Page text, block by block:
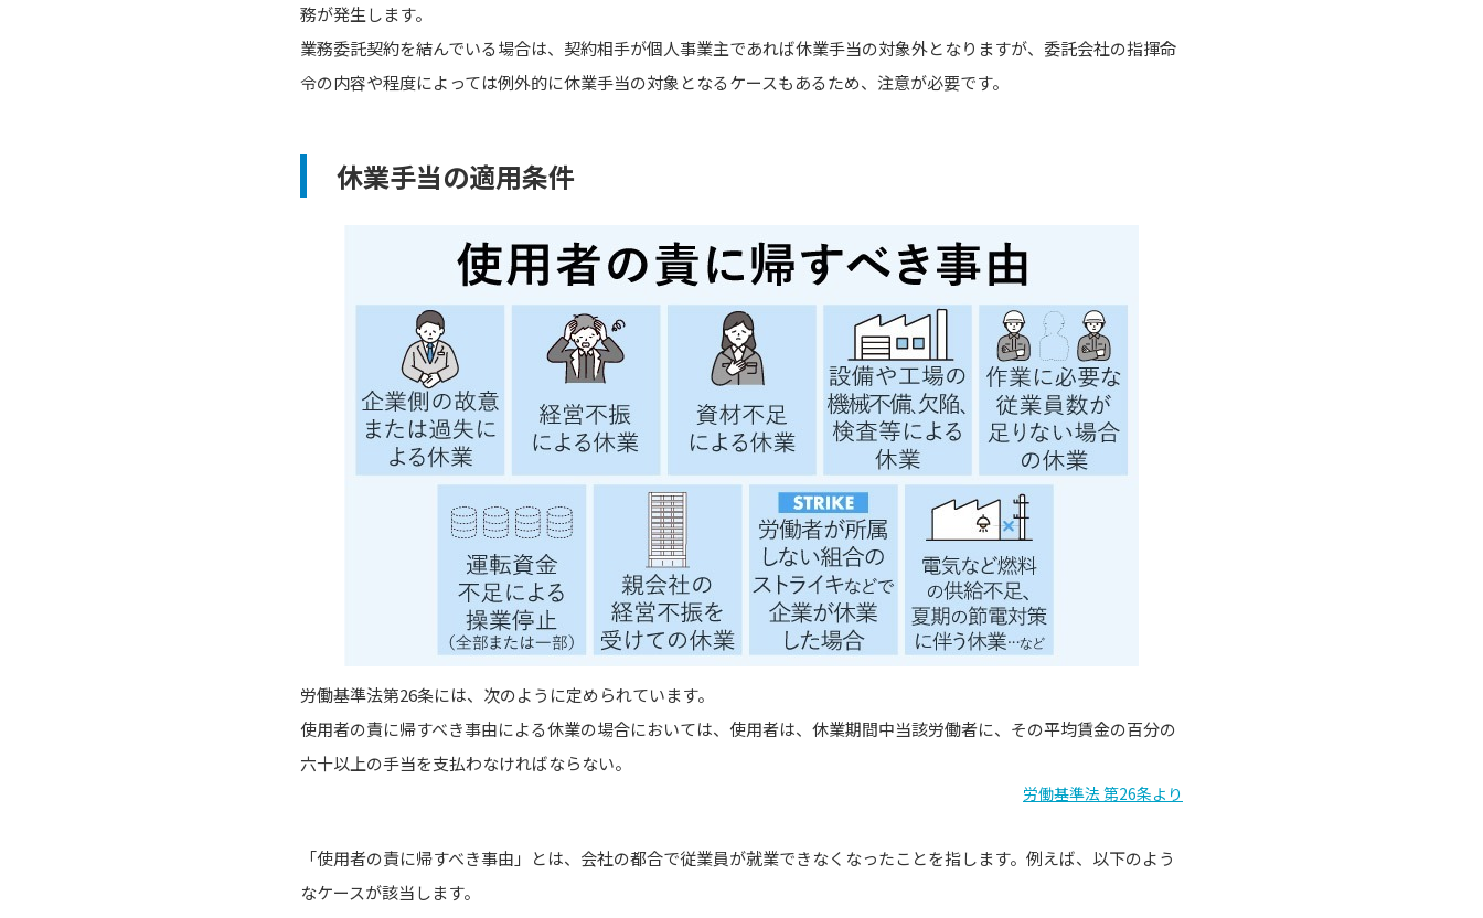
務が発生します。
業務委託契約を結んでいる場合は、契約相手が個人事業主であれば休業手当の対象外となりますが、委託会社の指揮命
令の内容や程度によっては例外的に休業手当の対象となるケースもあるため、注意が必要です。
休業手当の適用条件
労働基準法第26条には、次のように定められています。
使用者の責に帰すべき事由による休業の場合においては、使用者は、休業期間中当該労働者に、その平均賃金の百分の
六十以上の手当を支払わなければならない。
労働基準法 第26条より
「使用者の責に帰すべき事由」とは、会社の都合で従業員が就業できなくなったことを指します。例えば、以下のよう
なケースが該当します。